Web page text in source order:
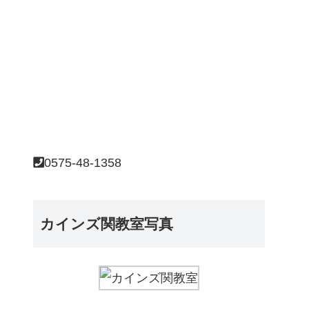
0575-48-1358
カインズ関教室写真